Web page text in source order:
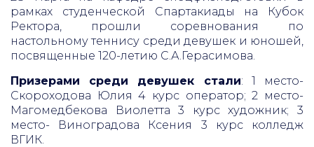
рамках студенческой Спартакиады на Кубок
Ректора, прошли соревнования по
настольному теннису среди девушек и юношей,
посвященные 120-летию С.А.Герасимова.
Призерами среди девушек стали: 1 место-
Скороходова Юлия 4 курс оператор; 2 место-
Магомедбекова Виолетта 3 курс художник; 3
место- Виноградова Ксения 3 курс колледж
ВГИК.